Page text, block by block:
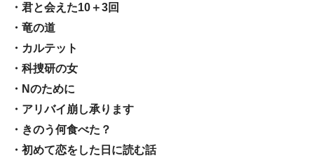
・君と会えた10＋3回
・竜の道
・カルテット
・科捜研の女
・Nのために
・アリバイ崩し承ります
・きのう何食べた？
・初めて恋をした日に読む話